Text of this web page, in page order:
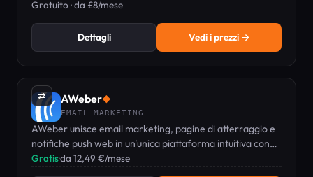
Gratuito · da £8/mese
Dettagli Vedi i prezzi →
⇄ AWeber◆
EMAIL MARKETING
AWeber unisce email marketing, pagine di atterraggio e
notifiche push web in un'unica piattaforma intuitiva con
supporto 24/7.
Gratis·da 12,49 €/mese